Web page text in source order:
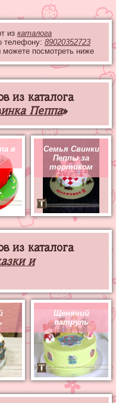
из каталога
телефону: 89020352723
посмотреть ниже
из каталога
Пеппа»
в
Семья Свинки
Пеппы за
тортиком
из каталога
и
Щенячий
патруль